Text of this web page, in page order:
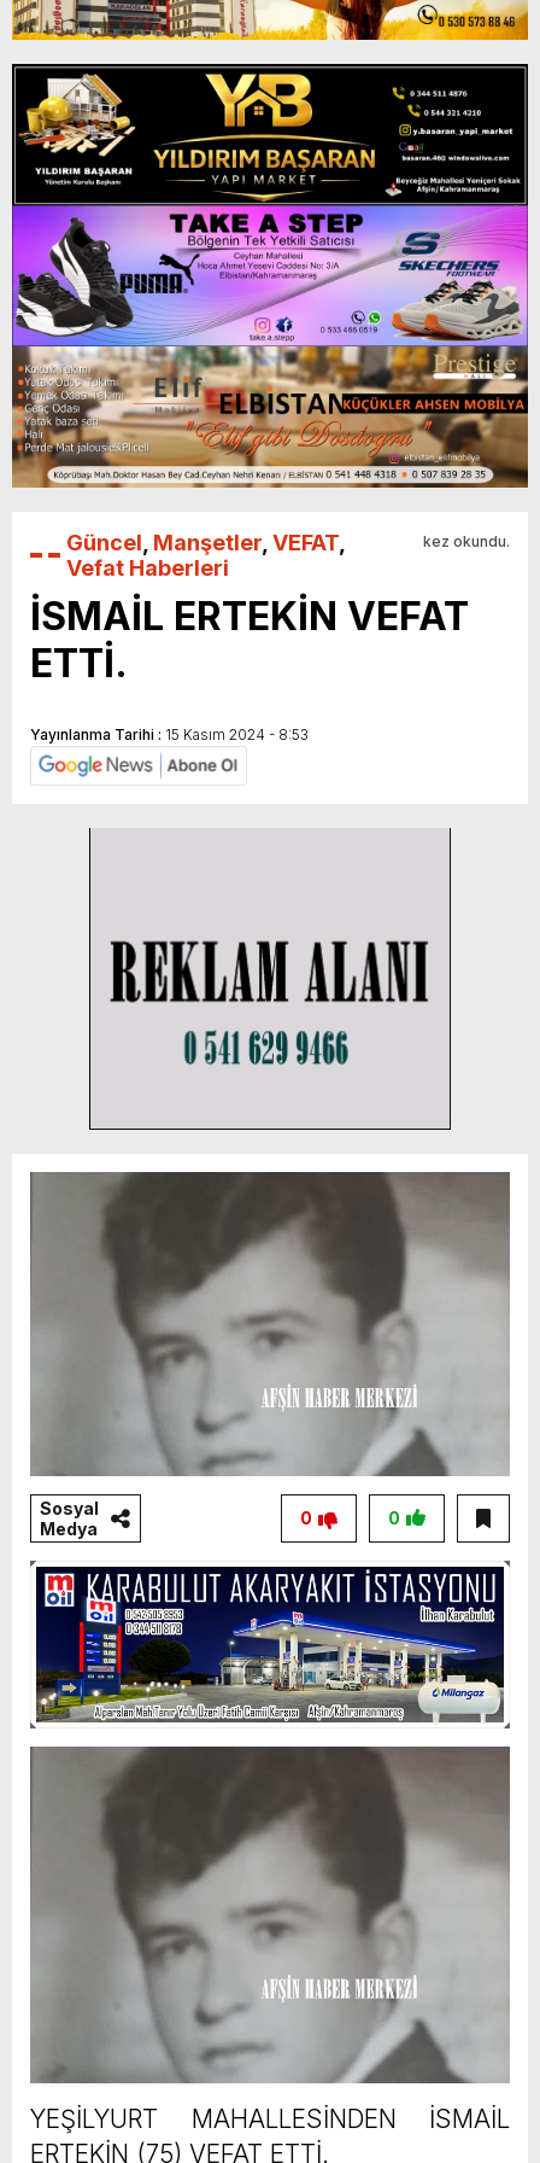
Güncel Manşetler VEFAT
Vefat Haberleri
kez okundu.
İSMAİL ERTEKİN VEFAT
ETTİ.
Yayınlanma Tarihi : 15 Kasım 2024 - 8:53
Sosyal
Medya
0
0
YEŞİLYURT MAHALLESİNDEN İSMAİL
ERTEKİN (75) VEFAT ETTİ.